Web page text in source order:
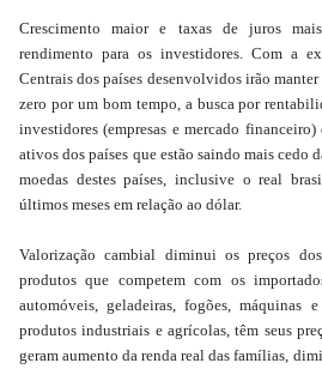
Crescimento maior e taxas de juros
rendimento para os investidores. Com a
Centrais dos países desenvolvidos irão
zero por um bom tempo, a busca por
investidores (empresas e mercado financeiro)
ativos dos países que estão saindo mais cedo
moedas destes países, inclusive o real
últimos meses em relação ao dólar.
Valorização cambial diminui os preços
produtos que competem com os
automóveis, geladeiras, fogões, máquinas
produtos industriais e agrícolas, têm seus
geram aumento da renda real das famílias,